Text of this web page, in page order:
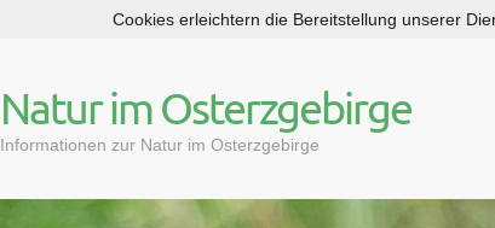
p
t
c
Natur im Osterzgebirge
Informationen zur Natur im Osterzgebirge
Cookies erleichtern die Bereitstellung unserer